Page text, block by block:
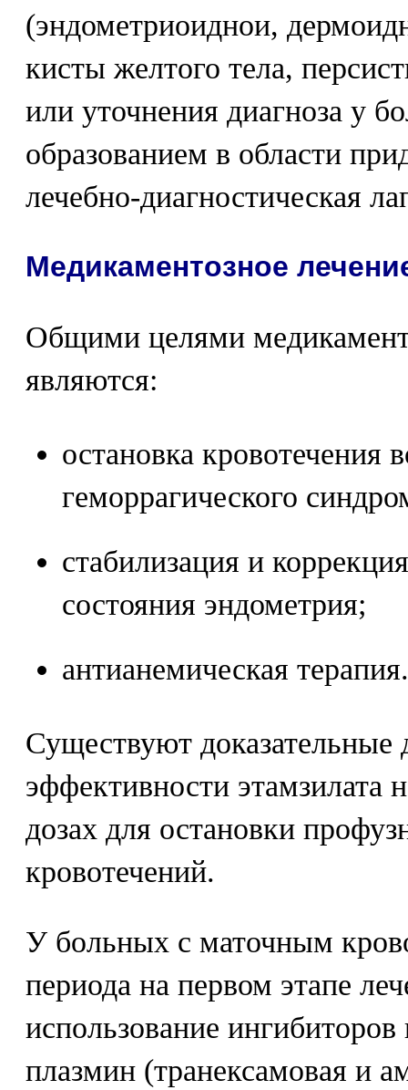
(эндометриоиднои,
кисты желтого тела,
или уточнения диагноза у
образованием в области
лечебно-диагностическая
Медикаментозное
Общими целями
являются:
остановка кровотечения
геморрагического
стабилизация и
состояния эндометрия;
антианемическая терапия.
Существуют доказательные
эффективности этамзилата
дозах для остановки
кровотечений.
У больных с маточным
периода на первом этапе
использование
плазмин (транексамовая и